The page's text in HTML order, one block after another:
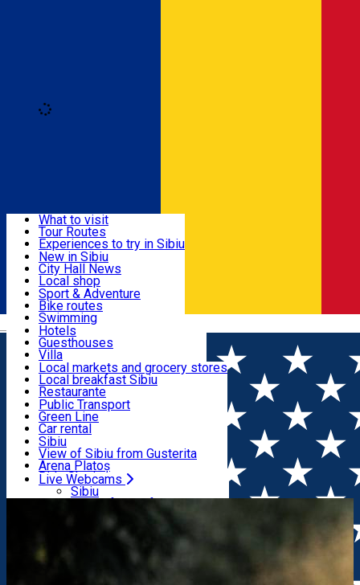
Română
Useful info
Activities & Adventure
Accommodation
Food, Drinks & Nightlife
Transport & Parking
Live Webcams
What to visit
Tour Routes
Experiences to try in Sibiu
Podcast
Culture
Museums
Churches
Parks, Zoo
County of Sibiu
New in Sibiu
City Hall News
Local shop
Sibiu artisans
Sibiul Verde
Public services
Education
How do I get to Sibiu
Tourist Info
Tour Guides
Guided tours
Publicații locale
Beauty salons
Sport & Adventure
Bike routes
Swimming
Riding
Indoor activities
Loc de joacă indoor
Loc de joacă outdoor
Ski
Ice skating
Yoga
Hotels
Guesthouses
Villa
Hostels
Motel
Camping
Renting rooms
Rooms for rent
Accommodation outside Sibiu
Local markets and grocery stores
Local breakfast Sibiu
Restaurante
Pizza
Fast Food
Coffee
Sweets
Pub, Bar
Night clubs
Bakeries
Public Transport
Green Line
Car rental
Rent a bike
Scooter rentals
Taxi
Ride Sharing
Parking tickets
Parking places
Electric vehicle charging points
Sibiu
View of Sibiu from Gusterita
Arena Platoș
Live Webcams
Sibiu
View of Sibiu from Gusterita
Arena Platoș
Home Scooter rentals